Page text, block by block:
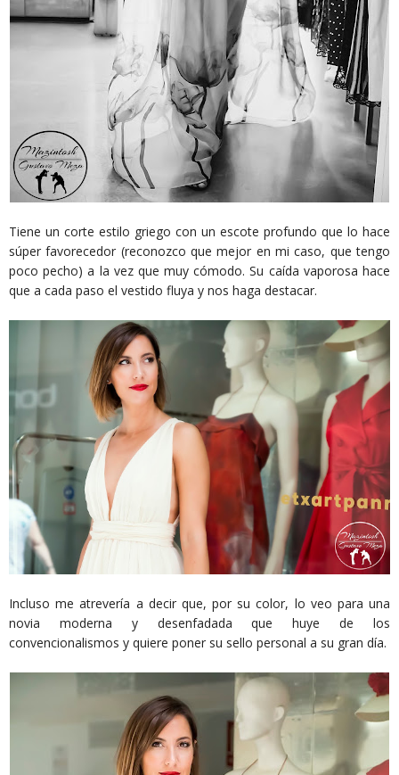
Tiene un corte estilo griego con un escote profundo que lo hace
súper favorecedor (reconozco que mejor en mi caso, que tengo
poco pecho) a la vez que muy cómodo. Su caída vaporosa hace
que a cada paso el vestido fluya y nos haga destacar.
Incluso me atrevería a decir que, por su color, lo veo para una
novia moderna y desenfadada que huye de los
convencionalismos y quiere poner su sello personal a su gran día.